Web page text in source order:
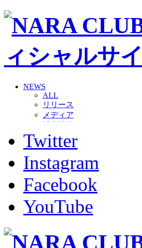
NEWS
ALL
リリース
メディア
グッズ
ファンコミュニティ
ホームタウン
コラム
その他
TEAM
2026/27トップチーム
2026/27トップチームスタッフ
バモス
チアダンススクール
Twitter
Instagram
Facebook
YouTube